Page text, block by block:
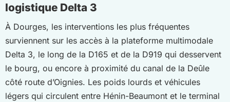
logistique Delta 3
À Dourges, les interventions les plus fréquentes
surviennent sur les accès à la plateforme multimodale
Delta 3, le long de la D165 et de la D919 qui desservent
le bourg, ou encore à proximité du canal de la Deûle
côté route d’Oignies. Les poids lourds et véhicules
légers qui circulent entre Hénin-Beaumont et le terminal